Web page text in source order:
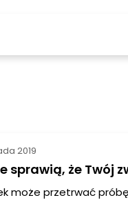
2019
sprawią, że Twój
może przetrwać